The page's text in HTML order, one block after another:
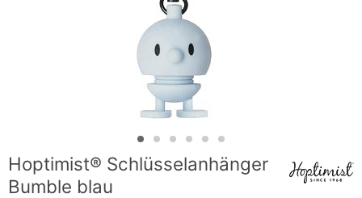
Hoptimist® Schlüsselanhänger
Bumble blau